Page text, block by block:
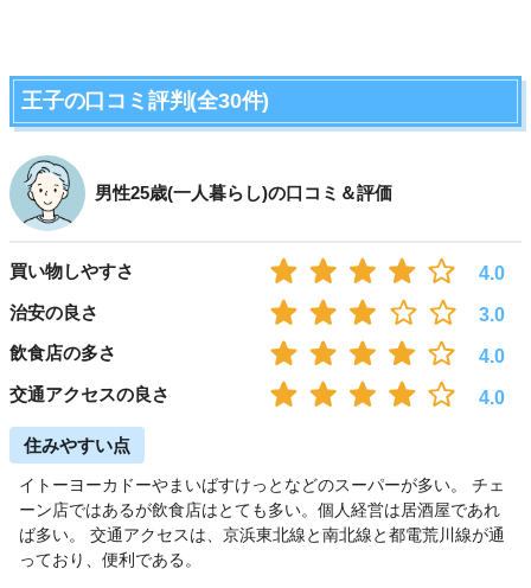
王子の口コミ評判(全30件)
男性25歳(一人暮らし)の口コミ＆評価
買い物しやすさ
4.0
治安の良さ
3.0
飲食店の多さ
4.0
交通アクセスの良さ
4.0
住みやすい点
イトーヨーカドーやまいばすけっとなどのスーパーが多い。 チェ
ーン店ではあるが飲食店はとても多い。個人経営は居酒屋であれ
ば多い。 交通アクセスは、京浜東北線と南北線と都電荒川線が通
っており、便利である。